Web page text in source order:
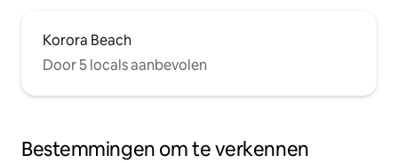
Korora Beach
Door 5 locals aanbevolen
Bestemmingen om te verkennen